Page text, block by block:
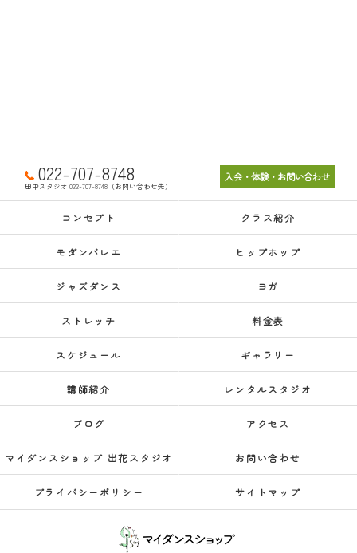
022-707-8748
田中スタジオ 022-707-8748（お問い合わせ先）
入会・体験・お問い合わせ
コンセプト クラス紹介
モダンバレエ ヒップホップ
ジャズダンス ヨガ
ストレッチ 料金表
スケジュール ギャラリー
講師紹介 レンタルスタジオ
ブログ アクセス
マイダンスショップ 出花スタジオ お問い合わせ
プライバシーポリシー サイトマップ